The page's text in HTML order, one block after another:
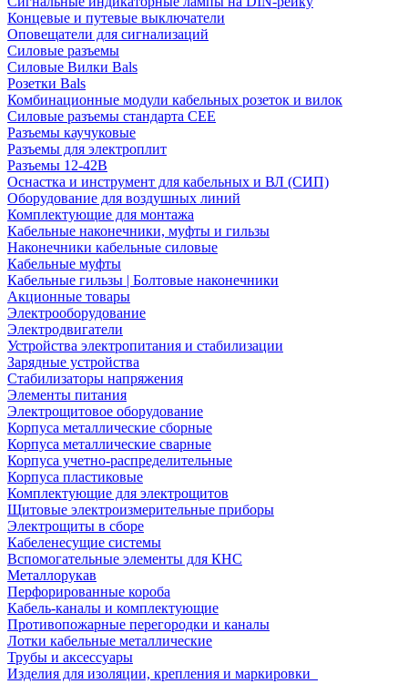
Концевые и путевые выключатели
Оповещатели для сигнализаций
Силовые разъемы
Силовые Вилки Bals
Розетки Bals
Комбинационные модули кабельных розеток и вилок
Силовые разъемы стандарта CEE
Разъемы каучуковые
Разъемы для электроплит
Разъемы 12-42В
Оснастка и инструмент для кабельных и ВЛ (СИП)
Оборудование для воздушных линий
Комплектующие для монтажа
Кабельные наконечники, муфты и гильзы
Наконечники кабельные силовые
Кабельные муфты
Кабельные гильзы | Болтовые наконечники
Акционные товары
Электрооборудование
Электродвигатели
Устройства электропитания и стабилизации
Зарядные устройства
Стабилизаторы напряжения
Элементы питания
Электрощитовое оборудование
Корпуса металлические сборные
Корпуса металлические сварные
Корпуса учетно-распределительные
Корпуса пластиковые
Комплектующие для электрощитов
Щитовые электроизмерительные приборы
Электрощиты в сборе
Кабеленесущие системы
Вспомогательные элементы для КНС
Металлорукав
Перфорированные короба
Кабель-каналы и комплектующие
Противопожарные перегородки и каналы
Лотки кабельные металлические
Трубы и аксессуары
Изделия для изоляции, крепления и маркировки